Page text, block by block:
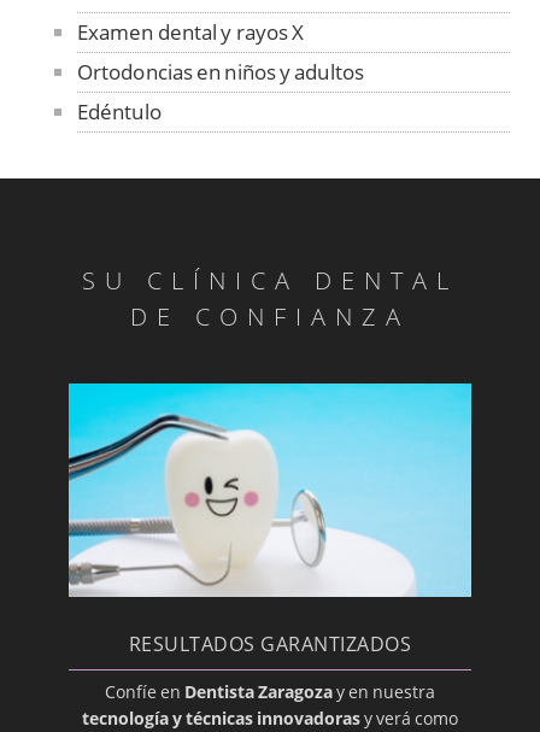
Examen dental y rayos X
Ortodoncias en niños y adultos
Edéntulo
Absceso Periodontal
Anquilosis
Benigno
Blanqueado
Bolsa periodontal
Bonding
Cariadura (picadura)
Caries
Caries Radicular
Cariogénico
SU CLÍNICA DENTAL
DE CONFIANZA
RESULTADOS GARANTIZADOS
Confíe en Dentista Zaragozay en nuestra
tecnología y técnicas innovadorasy verá como